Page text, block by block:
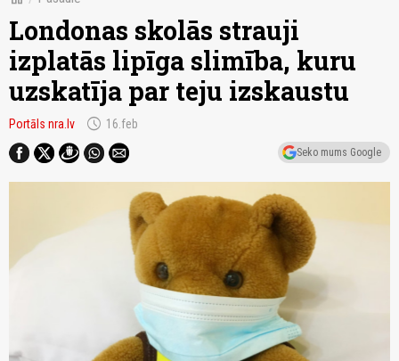
Londonas skolās strauji
izplatās lipīga slimība, kuru
uzskatīja par teju izskaustu
Portāls nra.lv schedule 16.feb
Seko mums Google